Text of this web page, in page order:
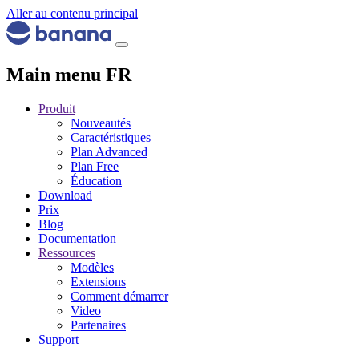
Aller au contenu principal
Main menu FR
Produit
Nouveautés
Caractéristiques
Plan Advanced
Plan Free
Éducation
Download
Prix
Blog
Documentation
Ressources
Modèles
Extensions
Comment démarrer
Video
Partenaires
Support